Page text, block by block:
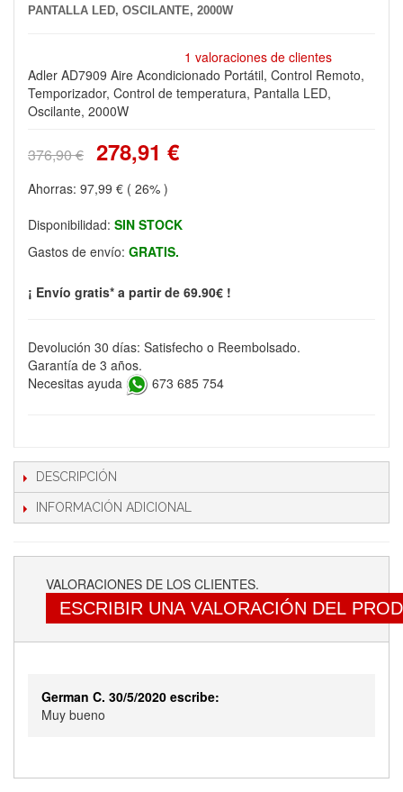
PANTALLA LED, OSCILANTE, 2000W
1 valoraciones de clientes
Adler AD7909 Aire Acondicionado Portátil, Control Remoto,
Temporizador, Control de temperatura, Pantalla LED,
Oscilante, 2000W
376,90 € 278,91 €
Ahorras: 97,99 € ( 26% )
Disponibilidad: SIN STOCK
Gastos de envío: GRATIS.
¡ Envío gratis* a partir de 69.90€ !
Devolución 30 días: Satisfecho o Reembolsado.
Garantía de 3 años.
Necesitas ayuda
673 685 754
DESCRIPCIÓN
INFORMACIÓN ADICIONAL
VALORACIONES DE LOS CLIENTES.
ESCRIBIR UNA VALORACIÓN DEL
German C. 30/5/2020 escribe:
Muy bueno